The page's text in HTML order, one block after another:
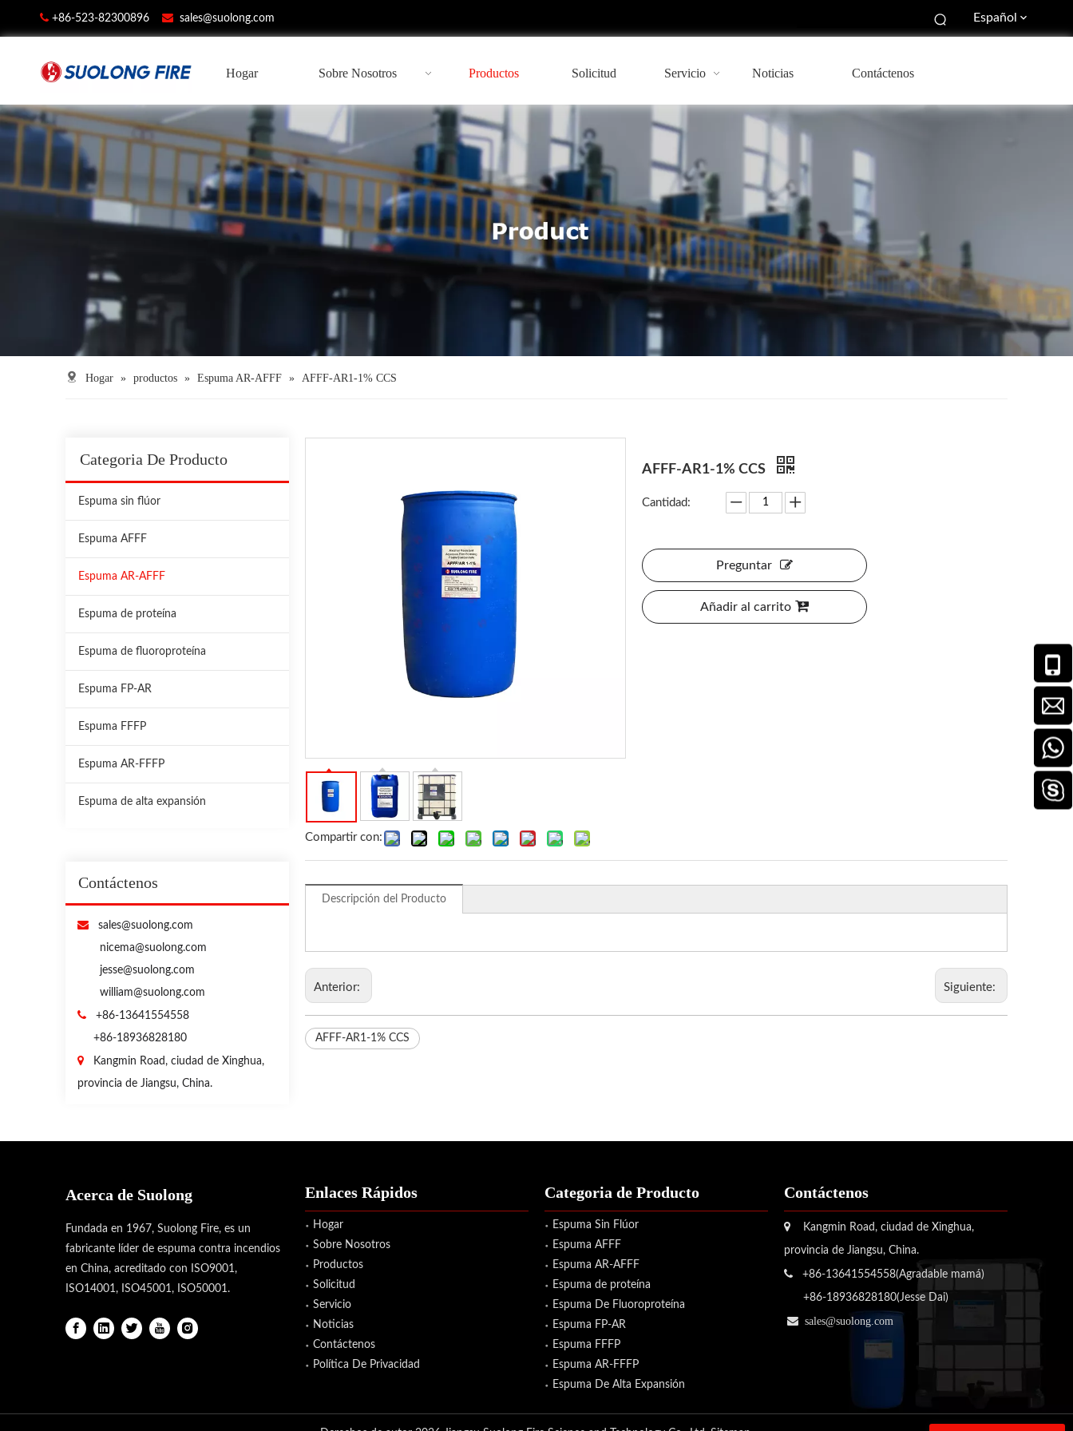
 +86-523-82300896  sales@suolong.com Español
Hogar Sobre Nosotros Productos Solicitud Servicio Noticias Contáctenos
Hogar » productos » Espuma AR-AFFF » AFFF-AR1-1% CCS
Categoria De Producto
Espuma sin flúor
Espuma AFFF
Espuma AR-AFFF
Espuma de proteína
Espuma de fluoroproteína
Espuma FP-AR
Espuma FFFP
Espuma AR-FFFP
Espuma de alta expansión
Contáctenos
 sales@suolong.com
nicema@suolong.com
jesse@suolong.com
william@suolong.com

+86-13641554558
+86-18936828180

Kangmin Road, ciudad de Xinghua,
provincia de Jiangsu, China.
Compartir con:
AFFF-AR1-1% CCS
Cantidad:
Preguntar
Añadir al carrito
Descripción del Producto
Anterior: Siguiente:
AFFF-AR1-1% CCS
Acerca de Suolong
Fundada en 1967, Suolong Fire, es un
fabricante líder de espuma contra incendios
en China, acreditado con ISO9001,
ISO14001, ISO45001, ISO50001.
Enlaces Rápidos
Hogar
Sobre Nosotros
Productos
Solicitud
Servicio
Noticias
Contáctenos
Política De Privacidad
Categoria de Producto
Espuma Sin Flúor
Espuma AFFF
Espuma AR-AFFF
Espuma de proteína
Espuma De Fluoroproteína
Espuma FP-AR
Espuma FFFP
Espuma AR-FFFP
Espuma De Alta Expansión
Contáctenos
 Kangmin Road, ciudad de Xinghua,
provincia de Jiangsu, China.
 +86-13641554558(Agradable mamá)
+86-18936828180(Jesse Dai)
 sales@suolong.com